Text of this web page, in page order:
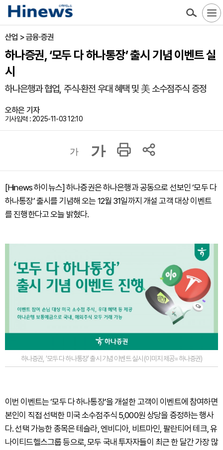
산업 > 금융·증권
하나증권, ‘모두 다 하나통장’ 출시 기념 이벤트 실
시
하나은행과 협업, 주식·환전 우대 혜택 및 美 소수점주식 증정
오하은 기자
기사입력 : 2025-11-03 12:10
가 가
[Hinews 하이뉴스] 하나증권은 하나은행과 공동으로 선보인 ‘모두 다
하나통장’ 출시를 기념해 오는 12월 31일까지 개설 고객 대상 이벤트
를 진행한다고 오늘 밝혔다.
하나증권, ‘모두 다 하나통장’ 출시 기념 이벤트 실시 (이미지 제공=하나증권)
이번 이벤트는 ‘모두 다 하나통장’을 개설한 고객이 이벤트에 참여하면
본인이 직접 선택한 미국 소수점주식 5,000원 상당을 증정하는 행사
다. 선택 가능한 종목은 테슬라, 엔비디아, 비트마인, 팔란티어 테크, 유
나이티드헬스그룹 등으로, 모두 국내 투자자들이 최근 한 달간 가장 많